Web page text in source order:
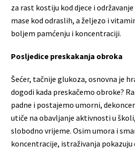
za rast kostiju kod djece i
mase kod odraslih, a željezo i
boljem pamćenju i koncentraciji.
Posljedice preskakanja obroka
Šećer, tačnije glukoza, osnovna je
dogodi kada preskačemo obroke?
padne i postajemo umorni,
utiče na obavljanje aktivnosti u
slobodno vrijeme. Osim umora i
koncentracije, istraživanja pokazuju